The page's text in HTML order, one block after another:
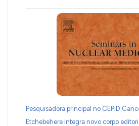
Pesquisadora principal no CEPID
Etchebehere integra novo corpo